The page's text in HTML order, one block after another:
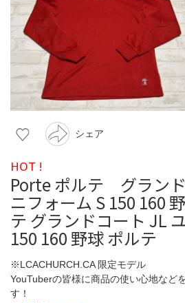
シェア
HOT !
Porte ポルテ グラン
ニフォーム S 150 160
テ グランドコート JL
150 160 野球 ポルテ
※LCACHURCH.CA 限定モデル
YouTuberの皆様に商品の使い心地など
す！